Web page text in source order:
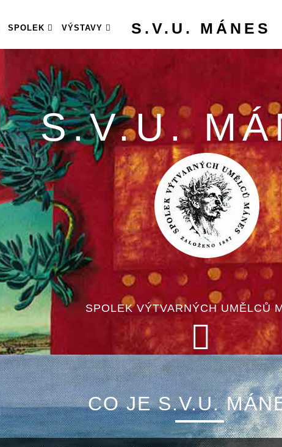
SPOLEK VÝSTAVY S.V.U. MÁNES
S.V.U.
SPOLEK VÝTVARNÝCH UMĚLCŮ
CO JE S.V.U.